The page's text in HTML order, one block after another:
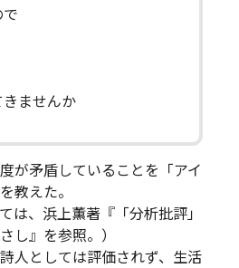
ませんか
が矛盾していることを「アイ
教えた。
は、浜上薫著『「分析批評」
し』を参照。）
人としては評価されず、生活